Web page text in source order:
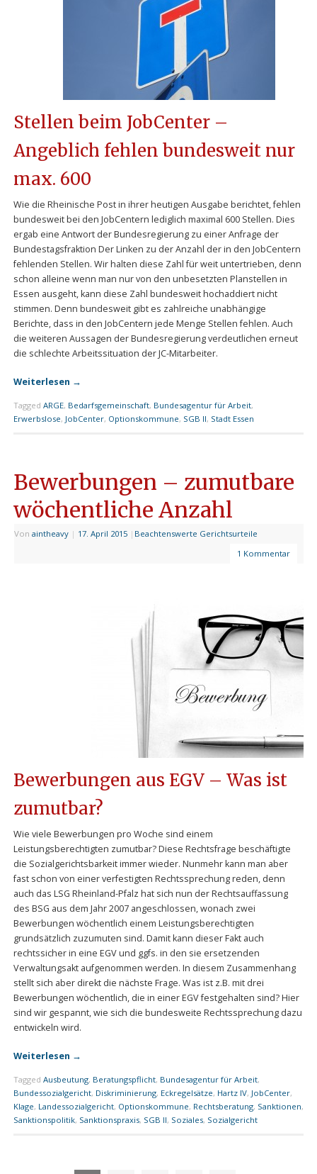
Stellen beim JobCenter –
Angeblich fehlen bundesweit nur
max. 600
Wie die Rheinische Post in ihrer heutigen Ausgabe berichtet, fehlen
bundesweit bei den JobCentern lediglich maximal 600 Stellen. Dies
ergab eine Antwort der Bundesregierung zu einer Anfrage der
Bundestagsfraktion Der Linken zu der Anzahl der in den JobCentern
fehlenden Stellen. Wir halten diese Zahl für weit untertrieben, denn
schon alleine wenn man nur von den unbesetzten Planstellen in
Essen ausgeht, kann diese Zahl bundesweit hochaddiert nicht
stimmen. Denn bundesweit gibt es zahlreiche unabhängige
Berichte, dass in den JobCentern jede Menge Stellen fehlen. Auch
die weiteren Aussagen der Bundesregierung verdeutlichen erneut
die schlechte Arbeitssituation der JC-Mitarbeiter.
Weiterlesen →
Tagged ARGE, Bedarfsgemeinschaft, Bundesagentur für Arbeit,
Erwerbslose, JobCenter, Optionskommune, SGB II, Stadt Essen
Bewerbungen – zumutbare
wöchentliche Anzahl
Von aintheavy | 17. April 2015 | Beachtenswerte Gerichtsurteile
1 Kommentar
Bewerbungen aus EGV – Was ist
zumutbar?
Wie viele Bewerbungen pro Woche sind einem
Leistungsberechtigten zumutbar? Diese Rechtsfrage beschäftigte
die Sozialgerichtsbarkeit immer wieder. Nunmehr kann man aber
fast schon von einer verfestigten Rechtssprechung reden, denn
auch das LSG Rheinland-Pfalz hat sich nun der Rechtsauffassung
des BSG aus dem Jahr 2007 angeschlossen, wonach zwei
Bewerbungen wöchentlich einem Leistungsberechtigten
grundsätzlich zuzumuten sind. Damit kann dieser Fakt auch
rechtssicher in eine EGV und ggfs. in den sie ersetzenden
Verwaltungsakt aufgenommen werden. In diesem Zusammenhang
stellt sich aber direkt die nächste Frage. Was ist z.B. mit drei
Bewerbungen wöchentlich, die in einer EGV festgehalten sind? Hier
sind wir gespannt, wie sich die bundesweite Rechtssprechung dazu
entwickeln wird.
Weiterlesen →
Tagged Ausbeutung, Beratungspflicht, Bundesagentur für Arbeit,
Bundessozialgericht, Diskriminierung, Eckregelsätze, Hartz IV, JobCenter,
Klage, Landessozialgericht, Optionskommune, Rechtsberatung, Sanktionen,
Sanktionspolitik, Sanktionspraxis, SGB II, Soziales, Sozialgericht